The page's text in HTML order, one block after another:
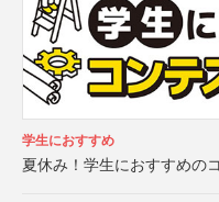
学生におすすめ
夏休み！学生におすすめの